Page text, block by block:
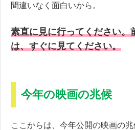
間違いなく面白いから。
素直に見に行ってください。
は、すぐに見てください。
今年の映画の兆候
ここからは、今年公開の映画の